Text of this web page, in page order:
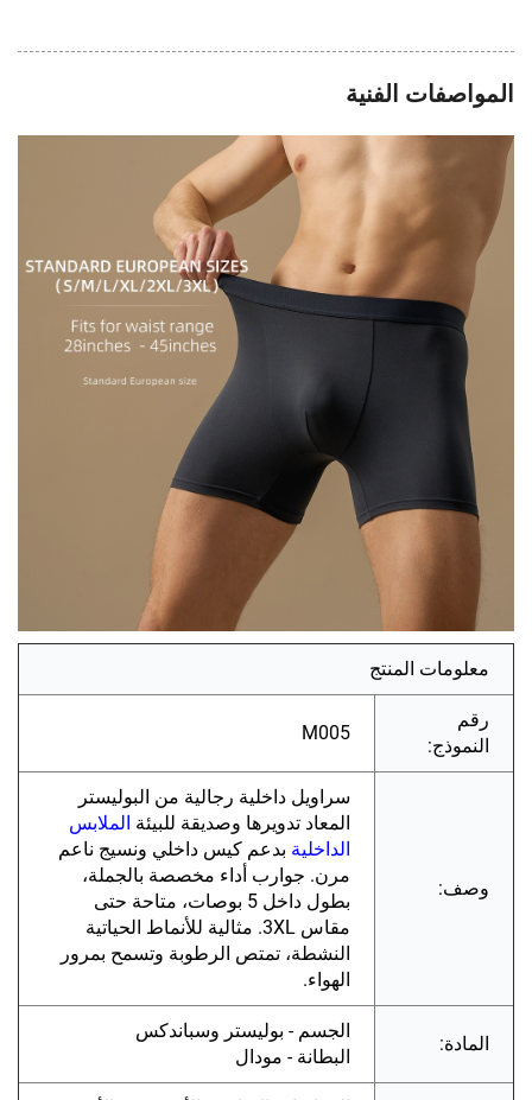
المواصفات الفنية
معلومات المنتج
رقم
النموذج:
M005
وصف:
سراويل داخلية رجالية من البوليستر
المعاد تدويرها وصديقة للبيئة الملابس
الداخلية بدعم كيس داخلي ونسيج ناعم
مرن. جوارب أداء مخصصة بالجملة،
بطول داخل 5 بوصات، متاحة حتى
مقاس 3XL. مثالية للأنماط الحياتية
النشطة، تمتص الرطوبة وتسمح بمرور
الهواء.
المادة:
الجسم - بوليستر وسباندكس
البطانة - مودال